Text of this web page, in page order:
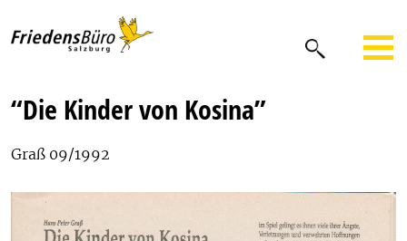
“Die Kinder von Kosina”
Graß 09/1992